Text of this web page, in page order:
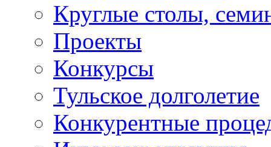
Круглые столы,
Проекты
Конкурсы
Тульское долголетие
Конкурентные